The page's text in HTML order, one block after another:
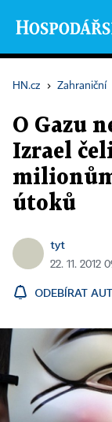
HN.cz › Zahraniční
O Gazu
Izrael
útoků
tyt
22. 11. 2012
ODEBÍRAT